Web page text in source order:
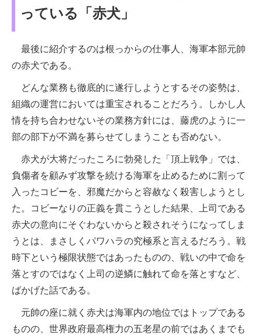
っている「赤犬」
最後に紹介するのは根っからの仕事人、海軍本部元帥
の赤犬である。
どんな業務も徹底的に遂行しようとするその姿勢は、
組織の運営においては重宝されることだろう。しかし人
情を持ち合わせないその業務方針には、藤虎のように一
部の部下が不満を募らせてしまうことも否めない。
赤犬が大将だったころに勃発した「頂上戦争」では、
負傷者を顧みず攻撃を続ける海軍を止めるために割って
入ったコビーを、邪魔だからと容赦なく殺害しようとし
た。コビーなりの正義を貫こうとした結果、上司である
赤犬の意向にそぐわないからと殺されそうになってしま
うとは、まさしくパワハラの究極系と言えるだろう。戦
時下という極限状態ではあったものの、戦いの中で命を
落とすのではなく上司の逆鱗に触れて命を落とすなど、
ばかげた話である。
元帥の座に就く赤犬は海軍内の地位ではトップである
ものの、世界政府最高権力の五老星の前ではあくまでも